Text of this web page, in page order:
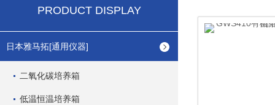
PRODUCT DISPLAY
日本雅马拓[通用仪器]
二氧化碳培养箱
低温恒温培养箱